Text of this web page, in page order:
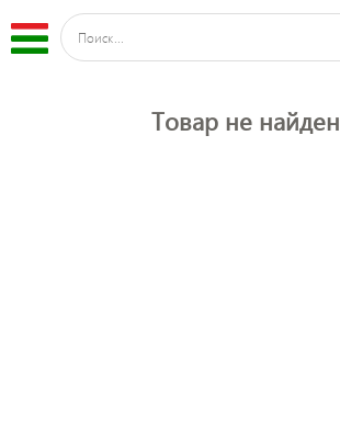
Товар не найден